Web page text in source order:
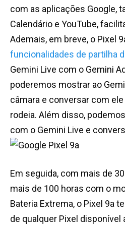
com as aplicações Google,
Calendário e YouTube,
Ademais, em breve, o Pixel
funcionalidades de partilha
Gemini Live com o Gemini
poderemos mostrar ao
câmara e conversar com
rodeia. Além disso,
com o Gemini Live e
Em seguida, com mais de
mais de 100 horas com o
Bateria Extrema, o Pixel 9a
de qualquer Pixel disponível